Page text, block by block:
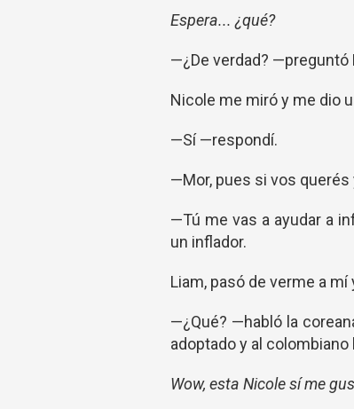
Espera... ¿qué?
—¿De verdad? —preguntó
Nicole me miró y me dio
—Sí —respondí.
—Mor, pues si vos querés
—Tú me vas a ayudar a
un inflador.
Liam, pasó de verme a
—¿Qué? —habló la
adoptado y al colombiano
Wow, esta Nicole sí me